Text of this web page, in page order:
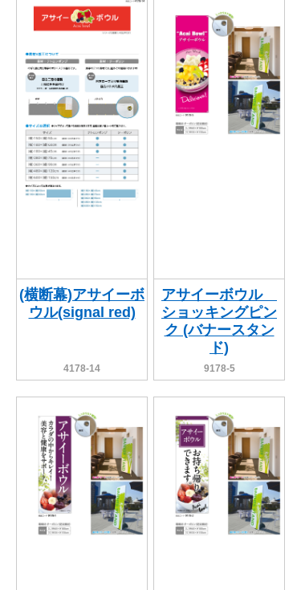
(横断幕)アサイーボ
ウル(signal red)
4178-14
アサイーボウル
ショッキングピン
ク (バナースタン
ド)
9178-5